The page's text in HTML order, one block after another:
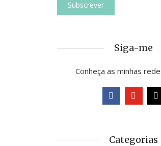
Siga-me
Conheça as minhas
Categorias